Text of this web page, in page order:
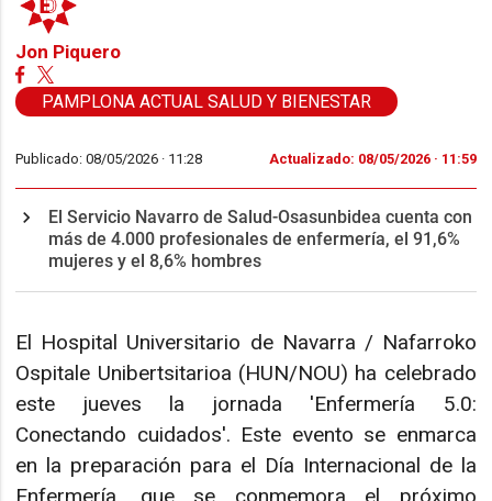
Jon Piquero
PAMPLONA ACTUAL SALUD Y BIENESTAR
Publicado: 08/05/2026 · 11:28 Actualizado: 08/05/2026 · 11:59
El Servicio Navarro de Salud-Osasunbidea cuenta con
más de 4.000 profesionales de enfermería, el 91,6%
mujeres y el 8,6% hombres
El Hospital Universitario de Navarra / Nafarroko
Ospitale Unibertsitarioa (HUN/NOU) ha celebrado
este jueves la jornada 'Enfermería 5.0:
Conectando cuidados'. Este evento se enmarca
en la preparación para el Día Internacional de la